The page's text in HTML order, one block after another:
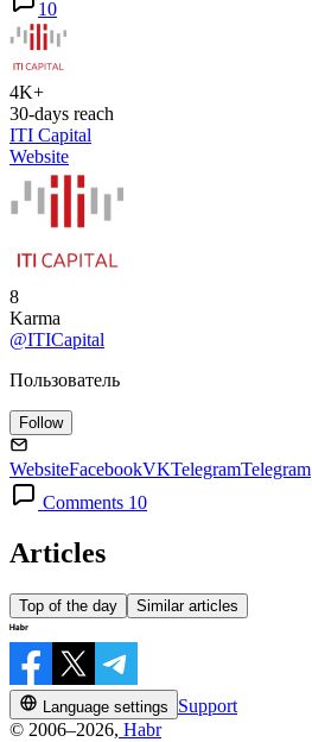
10
4K+
30-days reach
ITI Capital
Website
8
Karma
@ITICapital
Пользователь
Follow
WebsiteFacebookVKTelegramTelegram
Comments 10
Articles
Top of the day Similar articles
Language settings
Support
© 2006–2026, Habr